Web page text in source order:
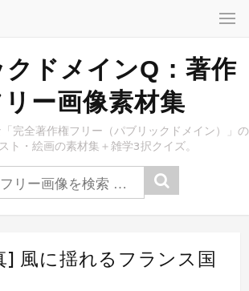
ドメインQ：著作
ー画像素材集
完全著作権フリー（パブリックドメイン）」の
ト・絵画の素材集＋雑学3択クイズ。
] 風に揺れるフランス国